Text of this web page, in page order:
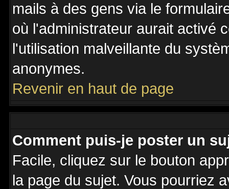
mails à des gens via le
où l'administrateur aurait activé
l'utilisation malveillante du
anonymes.
Revenir en haut de page
Comment puis-je poster un
Facile, cliquez sur le bouton
la page du sujet. Vous pourriez